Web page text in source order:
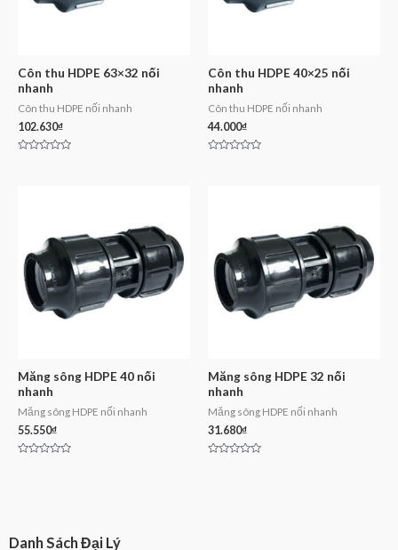
Côn thu HDPE 63×32 nối
nhanh
Côn thu HDPE nối nhanh
102.630₫
Côn thu HDPE 40×25 nối
nhanh
Côn thu HDPE nối nhanh
44.000₫
Măng sông HDPE 40 nối
nhanh
Măng sông HDPE nối nhanh
55.550₫
Măng sông HDPE 32 nối
nhanh
Măng sông HDPE nối nhanh
31.680₫
Danh Sách Đại Lý